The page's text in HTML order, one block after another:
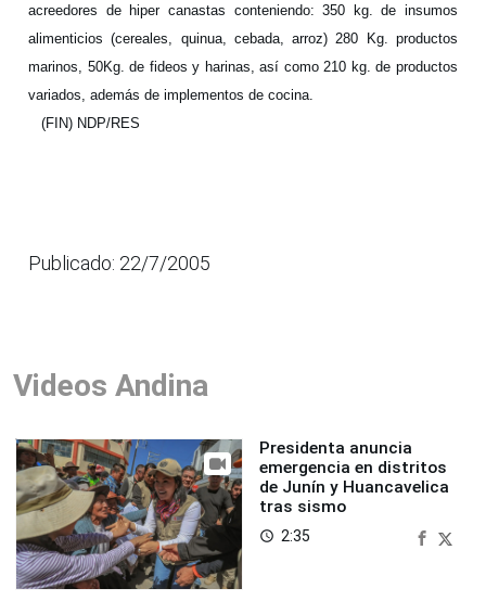
acreedores de hiper canastas conteniendo: 350 kg. de insumos
alimenticios (cereales, quinua, cebada, arroz) 280 Kg. productos
marinos, 50Kg. de fideos y harinas, así como 210 kg. de productos
variados, además de implementos de cocina.
(FIN) NDP/RES
Publicado: 22/7/2005
Videos Andina
Presidenta anuncia
emergencia en distritos
de Junín y Huancavelica
tras sismo
access_time 2:35